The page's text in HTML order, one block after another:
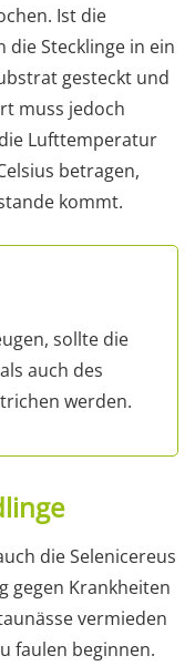
Ist die
Stecklinge in ein
gesteckt und
muss jedoch
Lufttemperatur
betragen,
kommt.
sollte die
auch des
werden.
die Selenicereus
gegen Krankheiten
vermieden
faulen beginnen.